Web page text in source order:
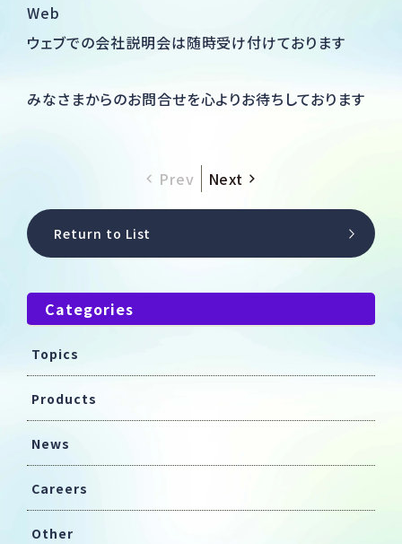
Web
ウェブでの会社説明会は随時受け付けております
みなさまからのお問合せを心よりお待ちしております
Prev Next
Return to List
Categories
Topics
Products
News
Careers
Other